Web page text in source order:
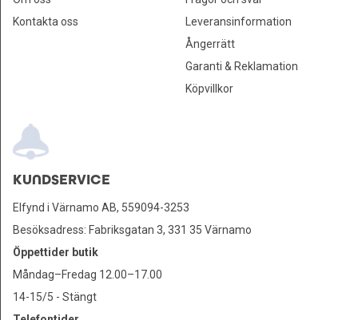
Kontakta oss
Leveransinformation
Ångerrätt
Garanti & Reklamation
Köpvillkor
KUNDSERVICE
Elfynd i Värnamo AB, 559094-3253
Besöksadress: Fabriksgatan 3, 331 35 Värnamo
Öppettider butik
Måndag–Fredag 12.00–17.00
14-15/5 - Stängt